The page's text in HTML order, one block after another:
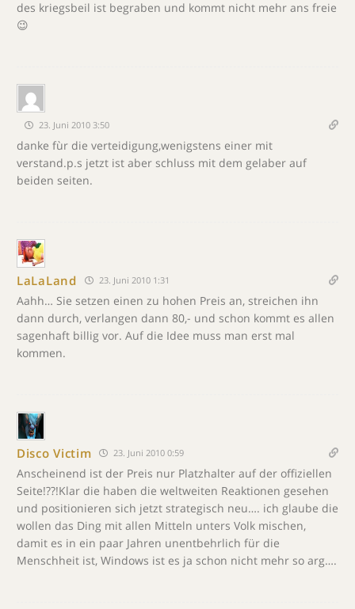
des kriegsbeil ist begraben und kommt nicht mehr ans freie
😉
23. Juni 2010 3:50
danke fùr die verteidigung,wenigstens einer mit
verstand.p.s jetzt ist aber schluss mit dem gelaber auf
beiden seiten.
LaLaLand 23. Juni 2010 1:31
Aahh… Sie setzen einen zu hohen Preis an, streichen ihn
dann durch, verlangen dann 80,- und schon kommt es allen
sagenhaft billig vor. Auf die Idee muss man erst mal
kommen.
Disco Victim 23. Juni 2010 0:59
Anscheinend ist der Preis nur Platzhalter auf der offiziellen
Seite!??!Klar die haben die weltweiten Reaktionen gesehen
und positionieren sich jetzt strategisch neu…. ich glaube die
wollen das Ding mit allen Mitteln unters Volk mischen,
damit es in ein paar Jahren unentbehrlich für die
Menschheit ist, Windows ist es ja schon nicht mehr so arg….